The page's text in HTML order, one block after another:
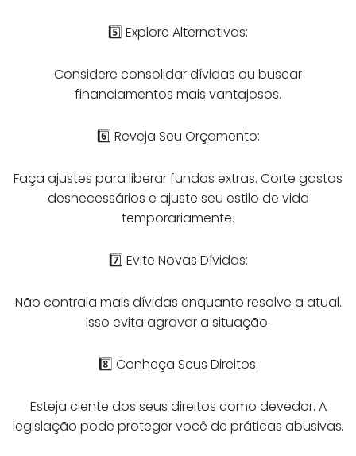
5️⃣ Explore Alternativas:
Considere consolidar dívidas ou buscar
financiamentos mais vantajosos.
6️⃣ Reveja Seu Orçamento:
Faça ajustes para liberar fundos extras. Corte gastos
desnecessários e ajuste seu estilo de vida
temporariamente.
7️⃣ Evite Novas Dívidas:
Não contraia mais dívidas enquanto resolve a atual.
Isso evita agravar a situação.
8️⃣ Conheça Seus Direitos:
Esteja ciente dos seus direitos como devedor. A
legislação pode proteger você de práticas abusivas.